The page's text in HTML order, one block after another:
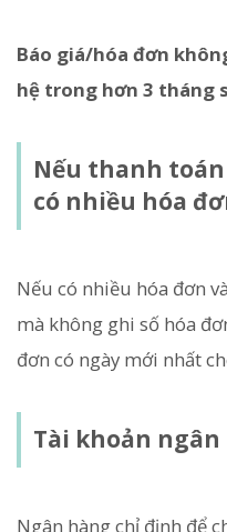
Báo giá/hóa đơn
hệ trong hơn 3 tháng
Nếu thanh
có nhiều hóa
Nếu có nhiều hóa đơn
mà không ghi số hóa
đơn có ngày mới nhất
Tài khoản
Ngân hàng chỉ định để